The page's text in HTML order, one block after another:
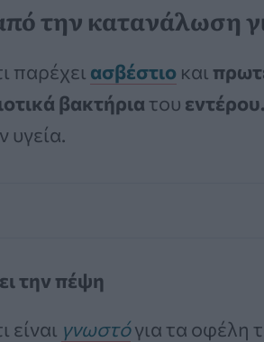
την κατανάλωση
παρέχει ασβέστιο και
βακτήρια του εντέρου.
υγεία.
την πέψη
είναι γνωστόγια τα οφέλη